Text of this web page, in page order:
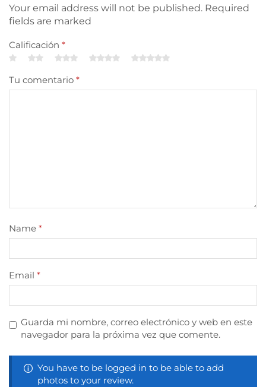
Your email address will not be published. Required
fields are marked
Calificación *
Tu comentario *
Name *
Email *
Guarda mi nombre, correo electrónico y web en este
navegador para la próxima vez que comente.
You have to be logged in to be able to add
photos to your review.